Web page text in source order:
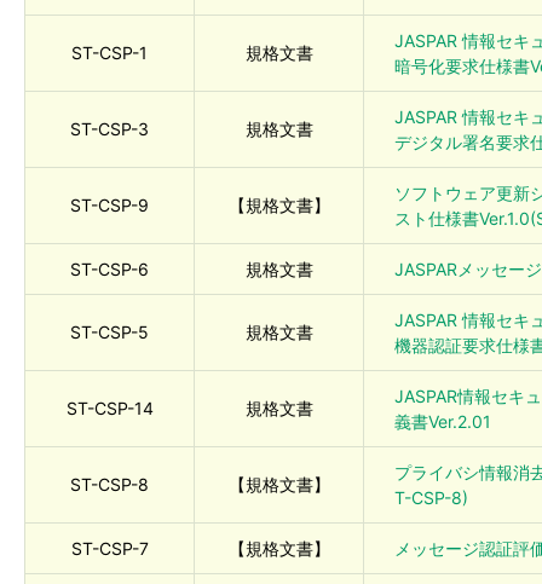
ST-CSP-1 規格文書
JASPAR 情報セキ
暗号化要求仕様書
ST-CSP-3 規格文書
JASPAR 情報セキ
デジタル署名要求
ST-CSP-9 【規格文書】
ソフトウェア更新
スト仕様書
ST-CSP-6 規格文書 JASPARメッセー
ST-CSP-5 規格文書
JASPAR 情報セキ
機器認証要求仕様
ST-CSP-14 規格文書
JASPAR情報セキ
義書Ver.2.01
ST-CSP-8 【規格文書】
プライバシ情報消
T-CSP-8)
ST-CSP-7 【規格文書】 メッセージ認証評